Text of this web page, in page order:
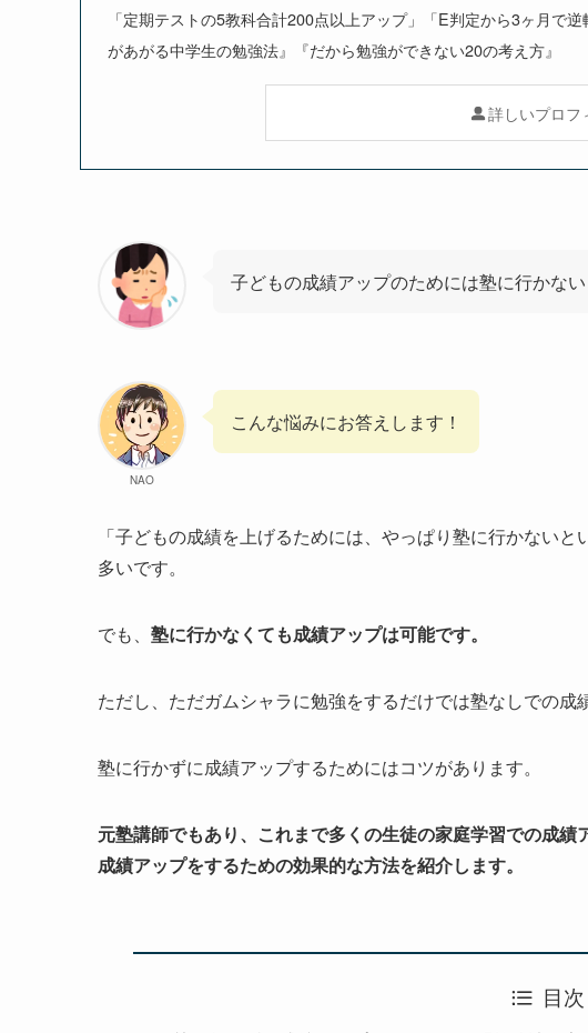
「定期テストの5教科合計200点以上アップ」「E判定から3ヶ月で
があがる中学生の勉強法』『だから勉強ができない20の考え方』
詳しいプロフ
子どもの成績アップのためには塾に行かな
NAO
こんな悩みにお答えします！
「子どもの成績を上げるためには、やっぱり塾に行かない
多いです。
でも、 塾に行かなくても成績アップは可能です。
ただし、ただガムシャラに勉強をするだけでは塾なしでの成
塾に行かずに成績アップするためにはコツがあります。
元塾講師でもあり、これまで多くの生徒の家庭学習での成
成績アップをするための効果的な方法を紹介します。
目次